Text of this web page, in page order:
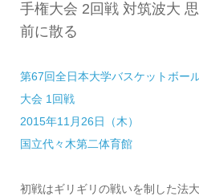
手権大会 2回戦 対筑波大
前に散る
第67回全日本大学バスケットボー
大会 1回戦
2015年11月26日（木）
国立代々木第二体育館
初戦はギリギリの戦いを制した法